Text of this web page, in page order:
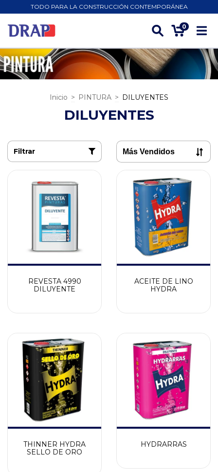
TODO PARA LA CONSTRUCCIÓN CONTEMPORÁNEA
0
Inicio > PINTURA > DILUYENTES
DILUYENTES
Filtrar
REVESTA 4990
DILUYENTE
ACEITE DE LINO
HYDRA
THINNER HYDRA
SELLO DE ORO
HYDRARRAS